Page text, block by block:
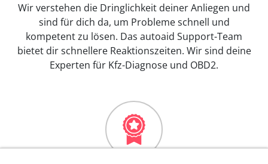
Wir verstehen die Dringlichkeit deiner Anliegen und
sind für dich da, um Probleme schnell und
kompetent zu lösen. Das autoaid Support-Team
bietet dir schnellere Reaktionszeiten. Wir sind deine
Experten für Kfz-Diagnose und OBD2.